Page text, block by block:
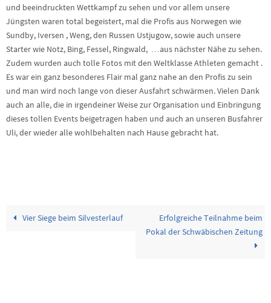
und beeindruckten Wettkampf zu sehen und vor allem unsere
Jüngsten waren total begeistert, mal die Profis aus Norwegen wie
Sundby, Iversen , Weng, den Russen Ustjugow, sowie auch unsere
Starter wie Notz, Bing, Fessel, Ringwald, …aus nächster Nähe zu sehen.
Zudem wurden auch tolle Fotos mit den Weltklasse Athleten gemacht .
Es war ein ganz besonderes Flair mal ganz nahe an den Profis zu sein
und man wird noch lange von dieser Ausfahrt schwärmen. Vielen Dank
auch an alle, die in irgendeiner Weise zur Organisation und Einbringung
dieses tollen Events beigetragen haben und auch an unseren Busfahrer
Uli, der wieder alle wohlbehalten nach Hause gebracht hat.
Vier Siege beim Silvesterlauf
Erfolgreiche Teilnahme beim
Pokal der Schwäbischen Zeitung